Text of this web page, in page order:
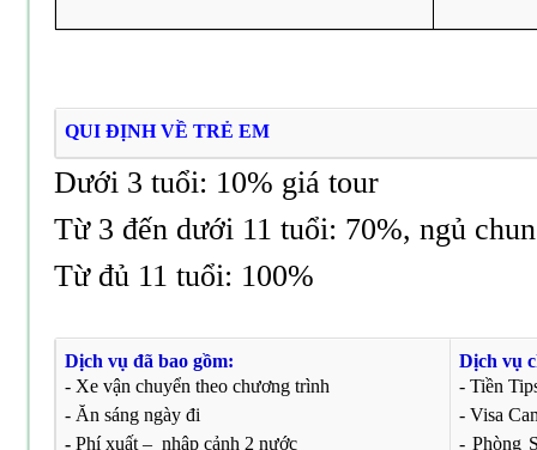
QUI ĐỊNH VỀ TRẺ EM
Dưới 3 tuổi: 10% giá tour
Từ 3 đến dưới 11 tuổi: 70%, ngủ
Từ đủ 11 tuổi: 100%
Dịch vụ đã bao gồm:
- Xe vận chuyển theo chương trình
- Ăn sáng ngày đi
- Phí xuất – nhập cảnh 2 nước
Dịch vụ
- Tiền
- Visa
- Phòng